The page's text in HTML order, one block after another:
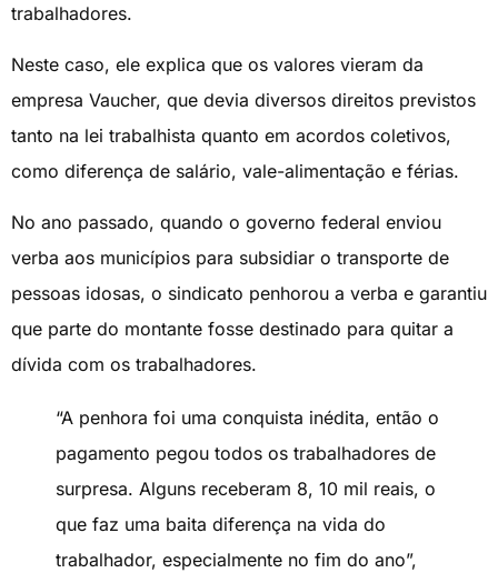
trabalhadores.
Neste caso, ele explica que os valores vieram da
empresa Vaucher, que devia diversos direitos previstos
tanto na lei trabalhista quanto em acordos coletivos,
como diferença de salário, vale-alimentação e férias.
No ano passado, quando o governo federal enviou
verba aos municípios para subsidiar o transporte de
pessoas idosas, o sindicato penhorou a verba e garantiu
que parte do montante fosse destinado para quitar a
dívida com os trabalhadores.
“A penhora foi uma conquista inédita, então o
pagamento pegou todos os trabalhadores de
surpresa. Alguns receberam 8, 10 mil reais, o
que faz uma baita diferença na vida do
trabalhador, especialmente no fim do ano”,